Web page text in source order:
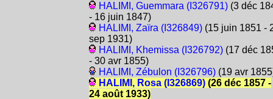
HALIMI, Guemmara (I326791)(3 déc
- 16 juin 1847)
HALIMI, Zaïra (I326849)(15 juin 1851 -
sep 1931)
HALIMI, Khemissa (I326792)(17 déc
- 30 avr 1855)
HALIMI, Zébulon (I326796)(19 avr
HALIMI, Rosa (I326869)(26 déc 1857 -
24 août 1933)